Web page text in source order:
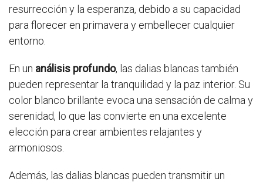
resurrección y la esperanza, debido a su capacidad
para florecer en primavera y embellecer cualquier
entorno.
En un análisis profundo, las dalias blancas también
pueden representar la tranquilidad y la paz interior. Su
color blanco brillante evoca una sensación de calma y
serenidad, lo que las convierte en una excelente
elección para crear ambientes relajantes y
armoniosos.
Además, las dalias blancas pueden transmitir un